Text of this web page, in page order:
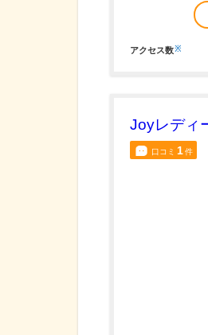
アクセス数※
Joyレディ
口コミ 1件